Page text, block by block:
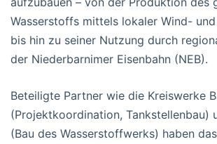
Wasserstoffs mittels lokaler Wind-
bis hin zu seiner Nutzung durch
der Niederbarnimer Eisenbahn (NEB).
Beteiligte Partner wie die Kreiswerke
(Projektkoordination, Tankstellenbau)
(Bau des Wasserstoffwerks) haben